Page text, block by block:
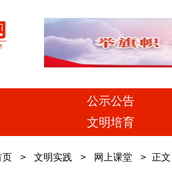
公示公告
文明培育
页 > 文明实践 > 网上课堂 > 正文